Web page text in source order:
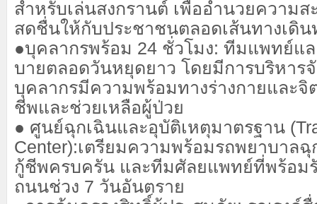
สำหรับเล่นสงกรานต์ เพื่ออำนวยความ
สดชื่นให้กับประชาชนตลอดเส้นทางเดิน
●บุคลากรพร้อม 24 ชั่วโมง: ทีมแพทย์แ
บายตลอดวันหยุดยาว โดยมีการบริหารจั
บุคลากรมีความพร้อมทางร่างกายและจิ
ชีพและช่วยเหลือผู้ป่วย
● ศูนย์ฉุกเฉินและอุบัติเหตุมาตรฐาน (
Center):เตรียมความพร้อมรถพยาบาล
กู้ชีพครบครัน และทีมศัลยแพทย์ที่พร้อม
ถนนช่วง 7 วันอันตราย